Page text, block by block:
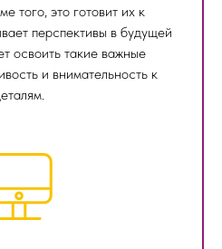
того, это готовит их к
перспективы в будущей
освоить такие важные
и внимательность к